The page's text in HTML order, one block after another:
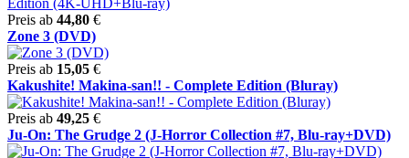
Preis ab 44,80 €
Zone 3 (DVD)
Preis ab 15,05 €
Kakushite! Makina-san!! - Complete Edition (Bluray)
Preis ab 49,25 €
Ju-On: The Grudge 2 (J-Horror Collection #7, Blu-ray+DVD)